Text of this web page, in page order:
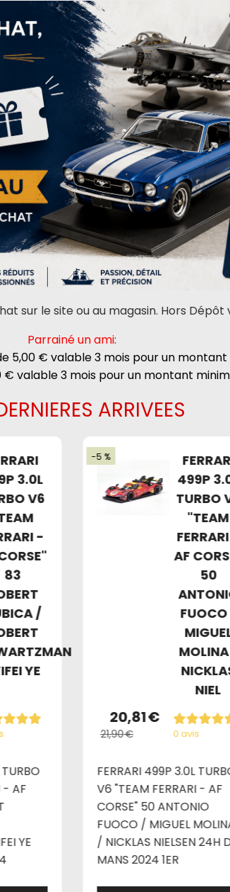
sur le site ou au magasin. Hors Dépôt
Parrainé un ami:
5,00 € valable 3 mois pour un
valable 3 mois pour un montant
ARRIVEES
3.0L
V6
-
83
/
YE
- AF
YE
-5 %
499P
TURBO
"TEAM
AF
50
NIEL
0 avis
20,81€
21,90€
FERRARI 499P 3.0L
V6 "TEAM FERRARI - AF
CORSE" 50 ANTONIO
FUOCO / MIGUEL
/ NICKLAS NIELSEN 24H
MANS 2024 1ER